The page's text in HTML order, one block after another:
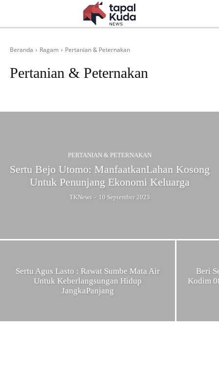
Beranda Ragam Pertanian & Peternakan
Pertanian & Peternakan
PERTANIAN & PETERNAKAN
Sertu Bejo Utomo: ManfaatkanLahan Kosong
Untuk Penunjang Ekonomi Keluarga
TKNews - 10 September 2023
Sertu Agus Lasto : Rawat Sumbe Mata Air
Untuk Keberlangsungan Hidup
JangkaPanjang
Beri
Kodim